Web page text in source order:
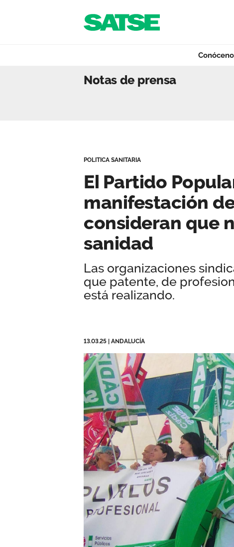
Navegación
Qué ofrecemos
Actualidad
El PartidoNotas de prensa
POLITICA SANITARIA
El Partido
manifestación
consideran que
sanidad
Las organizaciones
que patente, de
está realizando.
13.03.25 ANDALUCÍA